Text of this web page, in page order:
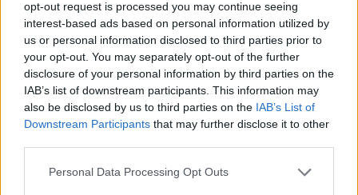
opt-out request is processed you may continue seeing
interest-based ads based on personal information utilized by
us or personal information disclosed to third parties prior to
your opt-out. You may separately opt-out of the further
disclosure of your personal information by third parties on the
IAB’s list of downstream participants. This information may
also be disclosed by us to third parties on the IAB’s List of
Downstream Participants that may further disclose it to other
Personal Data Processing Opt Outs
CSOK-ot. Ha valaki a korszerűsítési és/vagy bővítési
munkálatokat nem teljesíti, a folyósított családi
otthonteremtési kedvezményt - ideértve annak a
lakás vásárlására számított összegét is − a
folyósítás napjától számított, Ptk. szerinti
késedelmi kamattal növelten köteles visszafizetni.
Családtámogatások 2019. július 1-től (millió